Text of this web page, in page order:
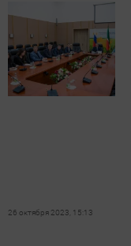
26 октября 2023, 15:13